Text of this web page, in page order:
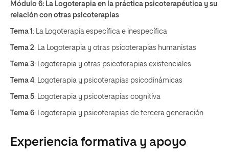
Módulo 6: La Logoterapia en la práctica psicoterapéutica y su
relación con otras psicoterapias
Tema 1 : La Logoterapia específica e inespecífica
Tema 2: La Logoterapia y otras psicoterapias humanistas
Tema 3: Logoterapia y otras psicoterapias existenciales
Tema 4: Logoterapia y psicoterapias psicodinámicas
Tema 5: Logoterapia y psicoterapias cognitiva
Tema 6: Logoterapia y psicoterapias de tercera generación
Experiencia formativa y apoyo